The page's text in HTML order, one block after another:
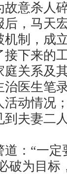
故意杀人
，马天
制，成
下来的
关系及
医生笔
动情况
夫妻二
：“一定
破为目标